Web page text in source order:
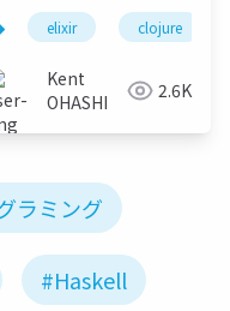
elixir clojure
Kent
OHASHI
2.6K
ラミング
#Haskell